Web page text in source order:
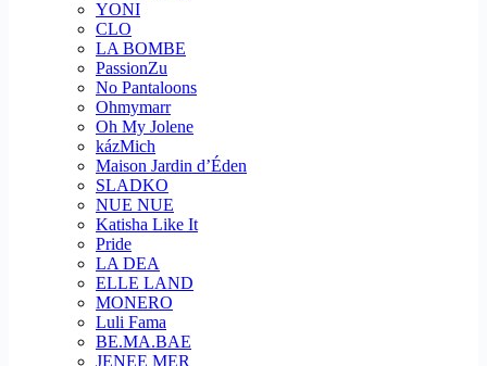
YONI
CLO
LA BOMBE
PassionZu
No Pantaloons
Ohmymarr
Oh My Jolene
kázMich
Maison Jardin d’Éden
SLADKO
NUE NUE
Katisha Like It
Pride
LA DEA
ELLE LAND
MONERO
Luli Fama
BE.MA.BAE
JENEE MER